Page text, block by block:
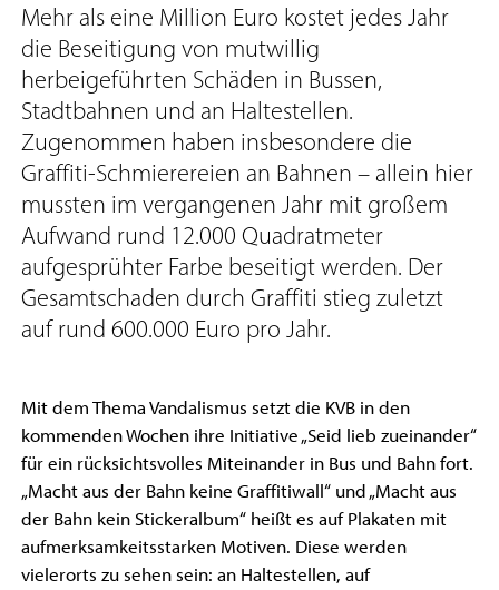
Mehr als eine Million Euro kostet jedes Jahr
die Beseitigung von mutwillig
herbeigeführten Schäden in Bussen,
Stadtbahnen und an Haltestellen.
Zugenommen haben insbesondere die
Graffiti-Schmierereien an Bahnen – allein hier
mussten im vergangenen Jahr mit großem
Aufwand rund 12.000 Quadratmeter
aufgesprühter Farbe beseitigt werden. Der
Gesamtschaden durch Graffiti stieg zuletzt
auf rund 600.000 Euro pro Jahr.
Mit dem Thema Vandalismus setzt die KVB in den
kommenden Wochen ihre Initiative „Seid lieb zueinander“
für ein rücksichtsvolles Miteinander in Bus und Bahn fort.
„Macht aus der Bahn keine Graffitiwall“ und „Macht aus
der Bahn kein Stickeralbum“ heißt es auf Plakaten mit
aufmerksamkeitsstarken Motiven. Diese werden
vielerorts zu sehen sein: an Haltestellen, auf